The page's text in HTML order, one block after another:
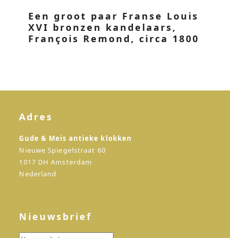
Een groot paar Franse Louis
XVI bronzen kandelaars,
François Remond, circa 1800
Adres
Gude & Meis antieke klokken
Nieuwe Spiegelstraat 60
1017 DH Amsterdam
Nederland
Nieuwsbrief